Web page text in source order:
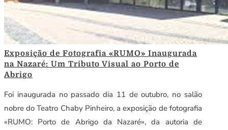
Exposição de Fotografia «RUMO» Inaugurada
na Nazaré: Um Tributo Visual ao Porto de
Abrigo
Foi inaugurada no passado dia 11 de outubro, no salão
nobre do Teatro Chaby Pinheiro, a exposição de fotografia
«RUMO: Porto de Abrigo da Nazaré», da autoria de